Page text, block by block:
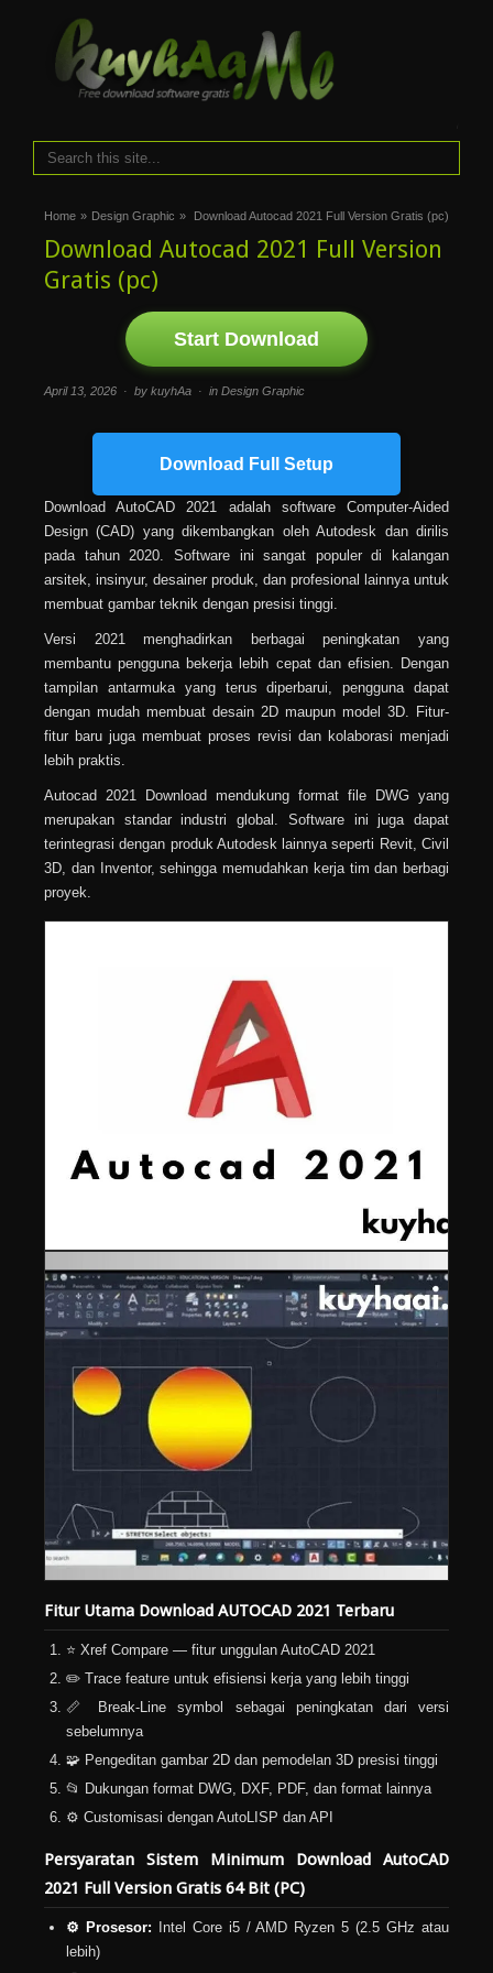
Home » Design Graphic » Download Autocad 2021 Full Version Gratis (pc)
Download Autocad 2021 Full Version
Gratis (pc)
Start Download
April 13, 2026 · by kuyhAa · in Design Graphic
Download Full Setup
Download AutoCAD 2021 adalah software Computer-Aided
Design (CAD) yang dikembangkan oleh Autodesk dan dirilis
pada tahun 2020. Software ini sangat populer di kalangan
arsitek, insinyur, desainer produk, dan profesional lainnya untuk
membuat gambar teknik dengan presisi tinggi.
Versi 2021 menghadirkan berbagai peningkatan yang
membantu pengguna bekerja lebih cepat dan efisien. Dengan
tampilan antarmuka yang terus diperbarui, pengguna dapat
dengan mudah membuat desain 2D maupun model 3D. Fitur-
fitur baru juga membuat proses revisi dan kolaborasi menjadi
lebih praktis.
Autocad 2021 Download mendukung format file DWG yang
merupakan standar industri global. Software ini juga dapat
terintegrasi dengan produk Autodesk lainnya seperti Revit, Civil
3D, dan Inventor, sehingga memudahkan kerja tim dan berbagi
proyek.
Fitur Utama Download AUTOCAD 2021 Terbaru
⭐ Xref Compare — fitur unggulan AutoCAD 2021
✏️ Trace feature untuk efisiensi kerja yang lebih tinggi
📏 Break-Line symbol sebagai peningkatan dari versi
sebelumnya
🧩 Pengeditan gambar 2D dan pemodelan 3D presisi tinggi
📂 Dukungan format DWG, DXF, PDF, dan format lainnya
⚙️ Customisasi dengan AutoLISP dan API
Persyaratan Sistem Minimum Download AutoCAD
2021 Full Version Gratis 64 Bit (PC)
⚙️ Prosesor: Intel Core i5 / AMD Ryzen 5 (2.5 GHz atau
lebih)